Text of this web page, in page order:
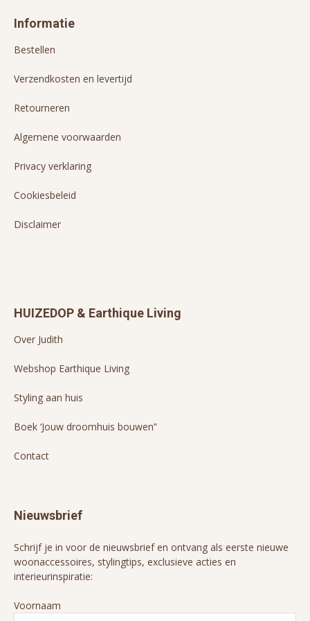
Informatie
Bestellen
Verzendkosten en levertijd
Retourneren
Algemene voorwaarden
Privacy verklaring
Cookiesbeleid
Disclaimer
HUIZEDOP & Earthique Living
Over Judith
Webshop Earthique Living
Styling aan huis
Boek ‘Jouw droomhuis bouwen”
Contact
Nieuwsbrief
Schrijf je in voor de nieuwsbrief en ontvang als eerste nieuwe
woonaccessoires, stylingtips, exclusieve acties en
interieurinspiratie:
Voornaam